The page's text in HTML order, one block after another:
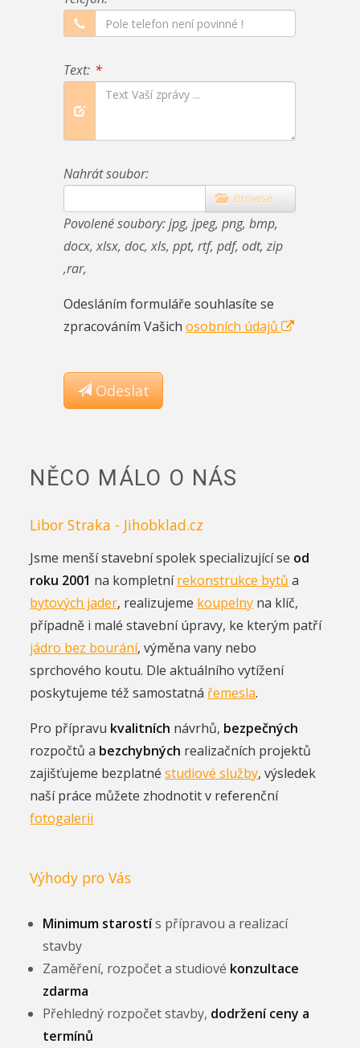
Text:
Nahrát soubor:
Browse …
Povolené soubory: jpg, jpeg, png, bmp,
docx, xlsx, doc, xls, ppt, rtf, pdf, odt, zip
,rar,
Odesláním formuláře souhlasíte se
zpracováním Vašichosobních údajů
Submit
Button
Odeslat
NĚCO MÁLO O NÁS
Libor Straka - Jihobklad.cz
Jsme menší stavební spolek specializující se od
roku 2001 na kompletnírekonstrukce bytů a
bytových jader, realizujeme koupelny na klíč,
případně i malé stavební úpravy, ke kterým patří
jádro bez bourání, výměna vany nebo
sprchového koutu. Dle aktuálního vytížení
poskytujeme též samostatná řemesla.
Pro přípravu kvalitních návrhů, bezpečných
rozpočtů a bezchybných realizačních projektů
zajišťujeme bezplatnéstudiové služby, výsledek
naší práce můžete zhodnotit v referenční
fotogalerii
Výhody pro Vás
Minimum starostís přípravou a realizací
stavby
Zaměření, rozpočet a studiové konzultace
zdarma
Přehledný rozpočet stavby, dodržení ceny a
termínů